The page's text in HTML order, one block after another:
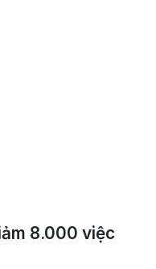
8.000 việc